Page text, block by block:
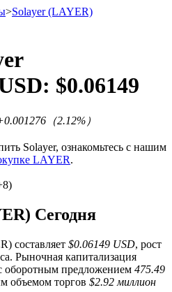
USDT в качестве
>Solayer (LAYER)
$0.06149
（2.12%）
Solayer, ознакомьтесь с нашим
LAYER.
Сегодня
составляет $0.06149 USD, рост
Рыночная капитализация
оборотным предложением 475.49
объемом торгов $2.92 миллион